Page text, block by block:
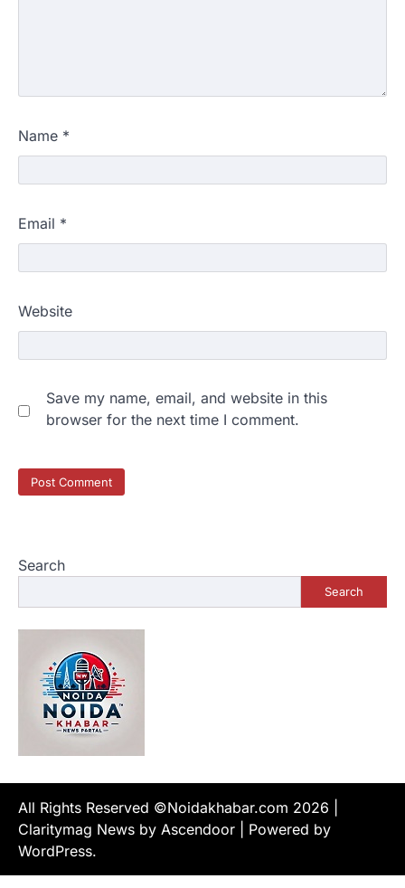
Name *
Email *
Website
Save my name, email, and website in this
browser for the next time I comment.
Search
Search
All Rights Reserved ©Noidakhabar.com 2026
Claritymag News by Ascendoor | Powered by
WordPress.